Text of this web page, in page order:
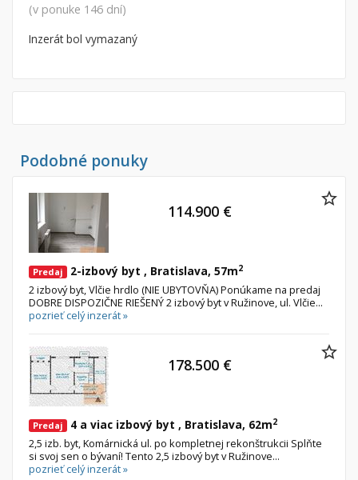
Do:
Garsónky
Dvojgarsónky
1-izbové
2-izbové
3-izbové
4 a viac izbové byty
Chalupa
Pozemok
Stavebné pozemky
Bývanie a rekreácia
Priemyselný pozemok
Poľnohospodárske pozemky
Záhrada
(v ponuke 146 dní)
Inzerát bol vymazaný
Podobné ponuky
Predaj 2-izbový byt , Bratislava, 57m2
2 izbový byt, Vlčie hrdlo (NIE UBYTOVŇA) Ponúkame na predaj
DOBRE DISPOZIČNE RIEŠENÝ 2 izbový byt v Ružinove, ul. Vlčie...
pozrieť celý inzerát »
114.900 €
Predaj 4 a viac izbový byt , Bratislava, 62m2
2,5 izb. byt, Komárnická ul. po kompletnej rekonštrukcii Splňte
si svoj sen o bývaní! Tento 2,5 izbový byt v Ružinove...
pozrieť celý inzerát »
178.500 €